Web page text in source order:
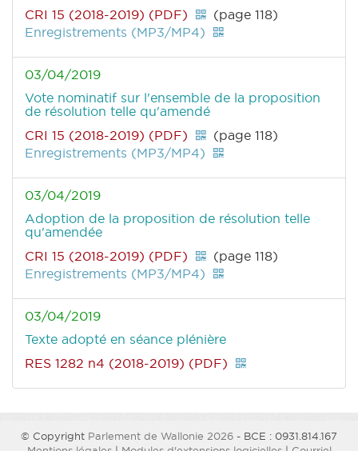
CRI 15 (2018-2019) (PDF)
(page 118)
Enregistrements (MP3/MP4)
03/04/2019
Vote nominatif sur l'ensemble de la proposition
de résolution telle qu'amendé
CRI 15 (2018-2019) (PDF)
(page 118)
Enregistrements (MP3/MP4)
03/04/2019
Adoption de la proposition de résolution telle
qu'amendée
CRI 15 (2018-2019) (PDF)
(page 118)
Enregistrements (MP3/MP4)
03/04/2019
Texte adopté en séance plénière
RES 1282 n4 (2018-2019) (PDF)
© Copyright Parlement de Wallonie 2026 - BCE : 0931.814.167